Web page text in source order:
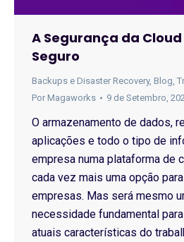
A Segurança da
Seguro
Backups e Disaster Recovery, Blog,
Por Magaworks 9 de Setembro,
O armazenamento de dados,
aplicações e todo o tipo de
empresa numa plataforma de
cada vez mais uma opção
empresas. Mas será mesmo
necessidade fundamental
atuais características do